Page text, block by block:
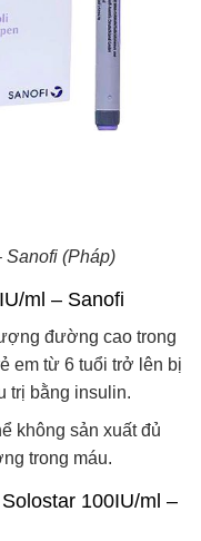
Sanofi (Pháp)
ml – Sanofi
đường cao trong
em từ 6 tuổi trở lên bị
trị bằng insulin.
không sản xuất đủ
trong máu.
Solostar 100IU/ml –